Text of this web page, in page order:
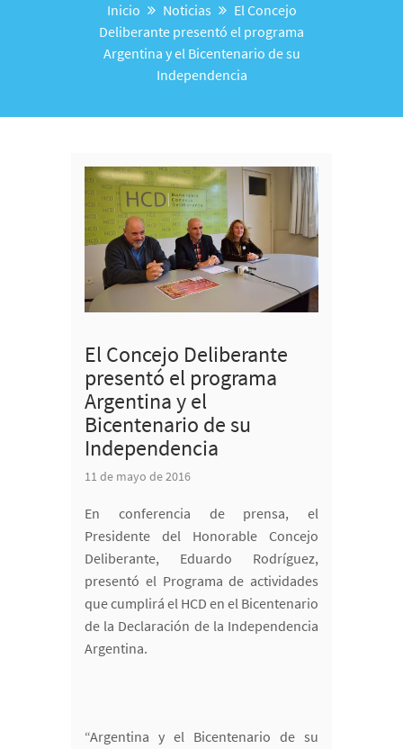
Inicio Noticias
El Concejo
Deliberante presentó el programa
Argentina y el Bicentenario de su
Independencia
El Concejo Deliberante
presentó el programa
Argentina y el
Bicentenario de su
Independencia
11 de mayo de 2016
En conferencia de prensa, el
Presidente del Honorable Concejo
Deliberante, Eduardo Rodríguez,
presentó el Programa de actividades
que cumplirá el HCD en el Bicentenario
de la Declaración de la Independencia
Argentina.
“Argentina y el Bicentenario de su